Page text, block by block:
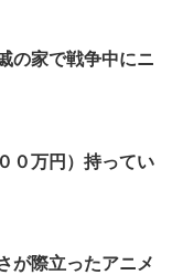
の家で戦争中にニ
０万円）持ってい
が際立ったアニメ